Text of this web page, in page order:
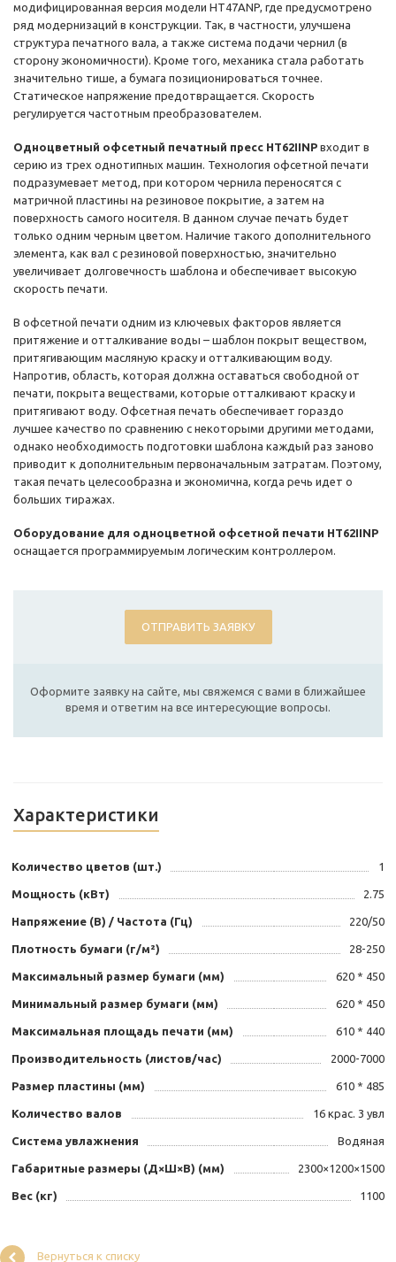
модифицированная версия модели HT47ANP, где предусмотрено
ряд модернизаций в конструкции. Так, в частности, улучшена
структура печатного вала, а также система подачи чернил (в
сторону экономичности). Кроме того, механика стала работать
значительно тише, а бумага позиционироваться точнее.
Статическое напряжение предотвращается. Скорость
регулируется частотным преобразователем.
Одноцветный офсетный печатный пресс HT62IINP входит в
серию из трех однотипных машин. Технология офсетной печати
подразумевает метод, при котором чернила переносятся с
матричной пластины на резиновое покрытие, а затем на
поверхность самого носителя. В данном случае печать будет
только одним черным цветом. Наличие такого дополнительного
элемента, как вал с резиновой поверхностью, значительно
увеличивает долговечность шаблона и обеспечивает высокую
скорость печати.
В офсетной печати одним из ключевых факторов является
притяжение и отталкивание воды – шаблон покрыт веществом,
притягивающим масляную краску и отталкивающим воду.
Напротив, область, которая должна оставаться свободной от
печати, покрыта веществами, которые отталкивают краску и
притягивают воду. Офсетная печать обеспечивает гораздо
лучшее качество по сравнению с некоторыми другими методами,
однако необходимость подготовки шаблона каждый раз заново
приводит к дополнительным первоначальным затратам. Поэтому,
такая печать целесообразна и экономична, когда речь идет о
больших тиражах.
Оборудование для одноцветной офсетной печати HT62IINP
оснащается программируемым логическим контроллером.
ОТПРАВИТЬ ЗАЯВКУ
Оформите заявку на сайте, мы свяжемся с вами в ближайшее
время и ответим на все интересующие вопросы.
Характеристики
Количество цветов (шт.) 1
Мощность (кВт) 2.75
Напряжение (В) / Частота (Гц) 220/50
Плотность бумаги (г/м²) 28-250
Максимальный размер бумаги (мм) 620 * 450
Минимальный размер бумаги (мм) 620 * 450
Максимальная площадь печати (мм) 610 * 440
Производительность (листов/час) 2000-7000
Размер пластины (мм) 610 * 485
Количество валов 16 крас. 3 увл
Система увлажнения Водяная
Габаритные размеры (Д×Ш×В) (мм) 2300×1200×1500
Вес (кг) 1100
Вернуться к списку